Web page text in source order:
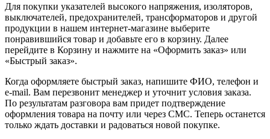
Для покупки указателей высокого напряжения, изоляторов,
выключателей, предохранителей, трансформаторов и другой
продукции в нашем интернет-магазине выберите
понравившийся товар и добавьте его в корзину. Далее
перейдите в Корзину и нажмите на «Оформить заказ» или
«Быстрый заказ».
Когда оформляете быстрый заказ, напишите ФИО, телефон и
e-mail. Вам перезвонит менеджер и уточнит условия заказа.
По результатам разговора вам придет подтверждение
оформления товара на почту или через СМС. Теперь останется
только ждать доставки и радоваться новой покупке.